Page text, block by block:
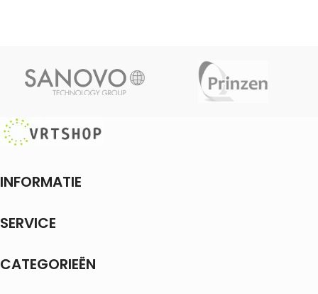
INFORMATIE
SERVICE
CATEGORIEËN